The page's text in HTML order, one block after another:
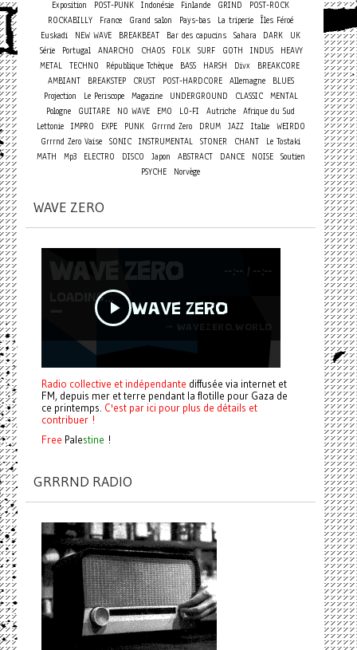
Exposition POST-PUNK Indonésie Finlande GRIND
POST-ROCK
ROCKABILLY
France Grand salon Pays-bas La triperie Îles Féroé
Euskadi
NEW WAVE BREAKBEAT Bar des capucins Sahara DARK
UK
Série
Portugal ANARCHO CHAOS FOLK SURF GOTH INDUS
HEAVY
METAL TECHNO République Tchèque BASS HARSH Divx
BREAKCORE
AMBIANT
BREAKSTEP CRUST POST-HARDCORE Allemagne
BLUES
Projection
Le Periscope Magazine UNDERGROUND CLASSIC
MENTAL
Pologne
GUITARE NO WAVE EMO LO-FI Autriche Afrique du Sud
Lettonie
IMPRO EXPE PUNK Grrrnd Zero DRUM JAZZ Italie
WEIRDO
Grrrnd Zero Vaise SONIC INSTRUMENTAL STONER CHANT
Le Tostaki
MATH
Mp3 ELECTRO DISCO Japon ABSTRACT DANCE NOISE
Soutien
PSYCHE
Norvège
WAVE ZERO
Radio collective et indépendante diffusée via internet et
FM, depuis mer et terre pendant la flotille pour Gaza de
ce printemps. C'est par ici pour plus de détails et
contribuer !
Free Palestine !
GRRRND RADIO